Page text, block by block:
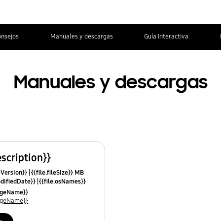
Manuales y descargas Guía Interactiva
Manuales y descargas
{{file.fileSize}} MB
{{file.osNames}}